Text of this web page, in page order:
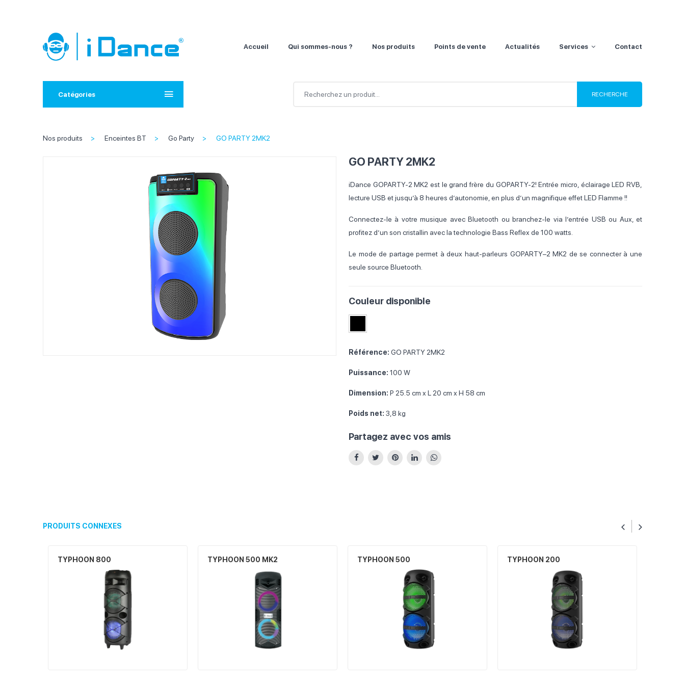
Accueil Qui sommes-nous ? Nos produits Points de vente Actualités Services Contact
Catégories
Nos produits Enceintes BT Go Party GO PARTY 2MK2
GO PARTY 2MK2
iDance GOPARTY-2 MK2 est le grand frère du GOPARTY-2! Entrée micro, éclairage LED RVB,
lecture USB et jusqu’à 8 heures d’autonomie, en plus d’un magnifique effet LED Flamme !!
Connectez-le à votre musique avec Bluetooth ou branchez-le via l’entrée USB ou Aux, et
profitez d’un son cristallin avec la technologie Bass Reflex de 100 watts.
Le mode de partage permet à deux haut-parleurs GOPARTY–2 MK2 de se connecter à une
seule source Bluetooth.
Couleur disponible
Référence: GO PARTY 2MK2
Puissance: 100 W
Dimension: P 25.5 cm x L 20 cm x H 58 cm
Poids net: 3,8 kg
Partagez avec vos amis
PRODUITS CONNEXES
TYPHOON 800 TYPHOON 500 MK2 TYPHOON 500 TYPHOON 200